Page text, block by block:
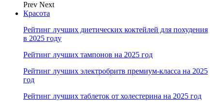
Prev Next
Красота
Рейтинг лучших диетических коктейлей для похудения
в 2025 году
Рейтинг лучших тампонов на 2025 год
Рейтинг лучших электробритв премиум-класса на 2025
год
Рейтинг лучших таблеток от холестерина на 2025 год